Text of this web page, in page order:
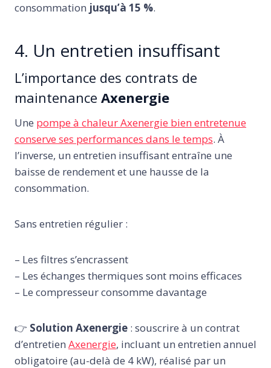
consommation jusqu’à 15 %.
4. Un entretien insuffisant
L’importance des contrats de
maintenance Axenergie
Une pompe à chaleur Axenergie bien entretenue
conserve ses performances dans le temps. À
l’inverse, un entretien insuffisant entraîne une
baisse de rendement et une hausse de la
consommation.
Sans entretien régulier :
– Les filtres s’encrassent
– Les échanges thermiques sont moins efficaces
– Le compresseur consomme davantage
👉 Solution Axenergie : souscrire à un contrat
d’entretien Axenergie, incluant un entretien annuel
obligatoire (au-delà de 4 kW), réalisé par un